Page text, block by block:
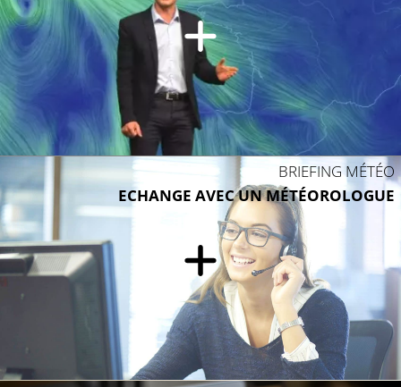
BRIEFING MÉTÉO
ECHANGE AVEC UN MÉTÉOROLOGUE